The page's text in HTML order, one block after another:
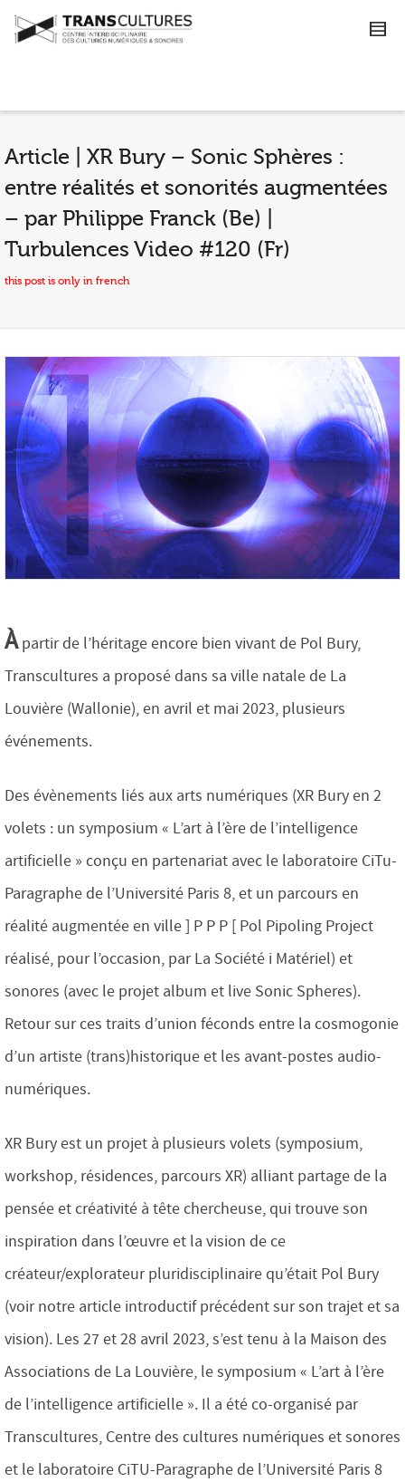
Article | XR Bury – Sonic Sphères :
entre réalités et sonorités augmentées
– par Philippe Franck (Be) |
Turbulences Video #120 (Fr)
Àpartir de l’héritage encore bien vivant de Pol Bury,
Transcultures a proposé dans sa ville natale de La
Louvière (Wallonie), en avril et mai 2023, plusieurs
événements.
Des évènements liés aux arts numériques (XR Bury en 2
volets : un symposium « L’art à l’ère de l’intelligence
artificielle » conçu en partenariat avec le laboratoire CiTu-
Paragraphe de l’Université Paris 8, et un parcours en
réalité augmentée en ville ] P P P [ Pol Pipoling Project
réalisé, pour l’occasion, par La Société i Matériel) et
sonores (avec le projet album et live Sonic Spheres).
Retour sur ces traits d’union féconds entre la cosmogonie
d’un artiste (trans)historique et les avant-postes audio-
numériques.
XR Bury est un projet à plusieurs volets (symposium,
workshop, résidences, parcours XR) alliant partage de la
pensée et créativité à tête chercheuse, qui trouve son
inspiration dans l’œuvre et la vision de ce
créateur/explorateur pluridisciplinaire qu’était Pol Bury
(voir notre article introductif précédent sur son trajet et sa
vision). Les 27 et 28 avril 2023, s’est tenu à la Maison des
Associations de La Louvière, le symposium « L’art à l’ère
de l’intelligence artificielle ». Il a été co-organisé par
Transcultures, Centre des cultures numériques et sonores
et le laboratoire CiTU-Paragraphe de l’Université Paris 8